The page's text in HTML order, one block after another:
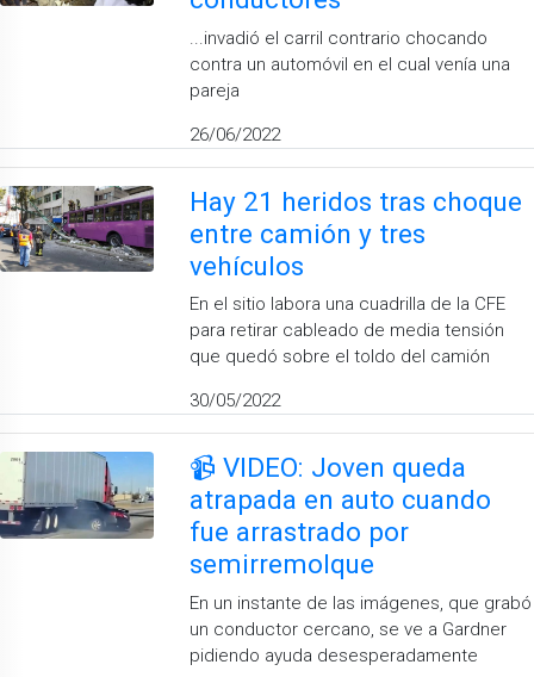
...invadió el carril contrario chocando
contra un automóvil en el cual venía una
pareja
26/06/2022
Hay 21 heridos tras choque
entre camión y tres
vehículos
En el sitio labora una cuadrilla de la CFE
para retirar cableado de media tensión
que quedó sobre el toldo del camión
30/05/2022
📹 VIDEO: Joven queda
atrapada en auto cuando
fue arrastrado por
semirremolque
En un instante de las imágenes, que grabó
un conductor cercano, se ve a Gardner
pidiendo ayuda desesperadamente